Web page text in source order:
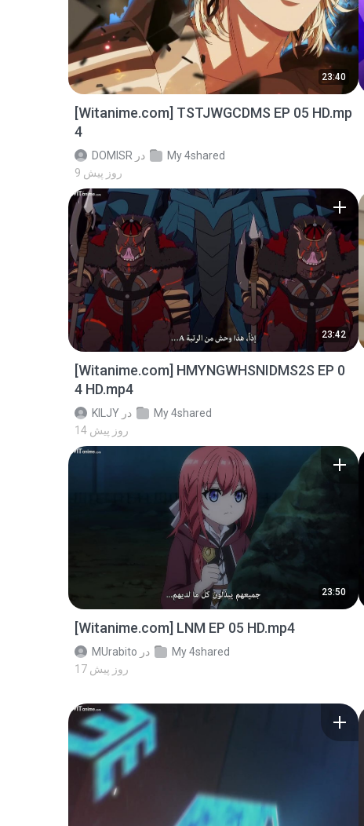
23:40
[Witanime.com] TSTJWGCDMS EP 05 HD.mp
4
DOMISR در
My 4shared
9 روز پیش
23:42
[Witanime.com] HMYNGWHSNIDMS2S EP 0
4 HD.mp4
KILJY در
My 4shared
14 روز پیش
23:50
[Witanime.com] LNM EP 05 HD.mp4
MUrabito در
My 4shared
17 روز پیش